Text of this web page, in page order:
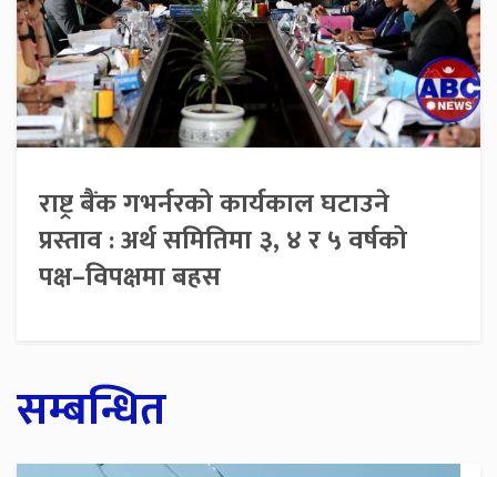
राष्ट्र बैंक गभर्नरको कार्यकाल घटाउने
प्रस्ताव : अर्थ समितिमा ३, ४ र ५ वर्षको
पक्ष–विपक्षमा बहस
सम्बन्धित